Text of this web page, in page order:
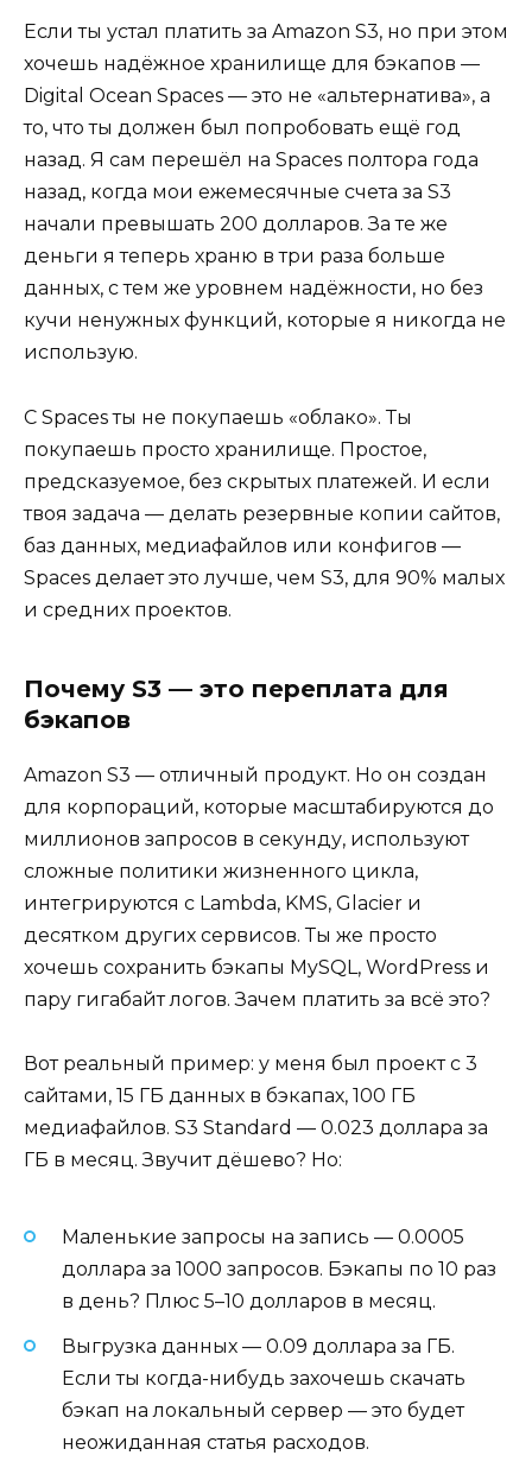
Если ты устал платить за Amazon S3, но при этом
хочешь надёжное хранилище для бэкапов —
Digital Ocean Spaces — это не «альтернатива», а
то, что ты должен был попробовать ещё год
назад. Я сам перешёл на Spaces полтора года
назад, когда мои ежемесячные счета за S3
начали превышать 200 долларов. За те же
деньги я теперь храню в три раза больше
данных, с тем же уровнем надёжности, но без
кучи ненужных функций, которые я никогда не
использую.
С Spaces ты не покупаешь «облако». Ты
покупаешь просто хранилище. Простое,
предсказуемое, без скрытых платежей. И если
твоя задача — делать резервные копии сайтов,
баз данных, медиафайлов или конфигов —
Spaces делает это лучше, чем S3, для 90% малых
и средних проектов.
Почему S3 — это переплата для
бэкапов
Amazon S3 — отличный продукт. Но он создан
для корпораций, которые масштабируются до
миллионов запросов в секунду, используют
сложные политики жизненного цикла,
интегрируются с Lambda, KMS, Glacier и
десятком других сервисов. Ты же просто
хочешь сохранить бэкапы MySQL, WordPress и
пару гигабайт логов. Зачем платить за всё это?
Вот реальный пример: у меня был проект с 3
сайтами, 15 ГБ данных в бэкапах, 100 ГБ
медиафайлов. S3 Standard — 0.023 доллара за
ГБ в месяц. Звучит дёшево? Но:
Маленькие запросы на запись — 0.0005
доллара за 1000 запросов. Бэкапы по 10 раз
в день? Плюс 5–10 долларов в месяц.
Выгрузка данных — 0.09 доллара за ГБ.
Если ты когда-нибудь захочешь скачать
бэкап на локальный сервер — это будет
неожиданная статья расходов.